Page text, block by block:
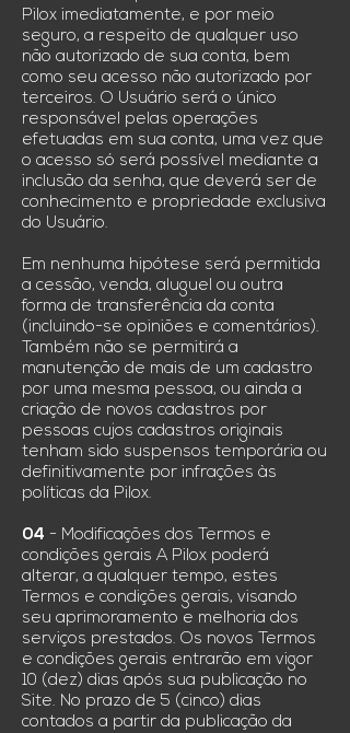
Pilox imediatamente, e por meio
seguro, a respeito de qualquer uso
não autorizado de sua conta, bem
como seu acesso não autorizado por
terceiros. O Usuário será o único
responsável pelas operações
efetuadas em sua conta, uma vez que
o acesso só será possível mediante a
inclusão da senha, que deverá ser de
conhecimento e propriedade exclusiva
do Usuário.
Em nenhuma hipótese será permitida
a cessão, venda, aluguel ou outra
forma de transferência da conta
(incluindo-se opiniões e comentários).
Também não se permitirá a
manutenção de mais de um cadastro
por uma mesma pessoa, ou ainda a
criação de novos cadastros por
pessoas cujos cadastros originais
tenham sido suspensos temporária ou
definitivamente por infrações às
políticas da Pilox.
04 - Modificações dos Termos e
condições gerais A Pilox poderá
alterar, a qualquer tempo, estes
Termos e condições gerais, visando
seu aprimoramento e melhoria dos
serviços prestados. Os novos Termos
e condições gerais entrarão em vigor
10 (dez) dias após sua publicação no
Site. No prazo de 5 (cinco) dias
contados a partir da publicação da